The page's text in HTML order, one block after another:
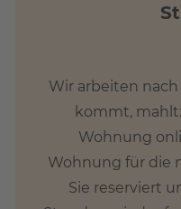
Wir arbeiten
kommt,
Wohnung
Wohnung für die
Sie reserviert